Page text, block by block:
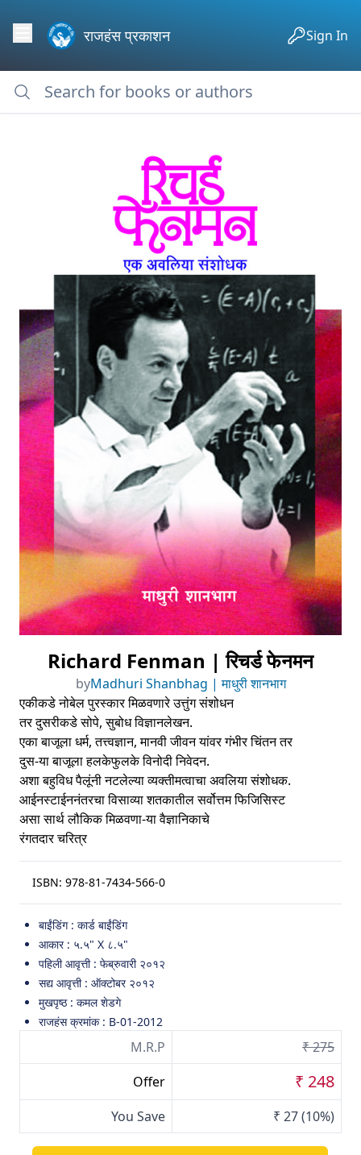
राजहंस प्रकाशन Sign In
Richard Fenman | रिचर्ड फेनमन
byMadhuri Shanbhag | माधुरी शानभाग
एकीकडे नोबेल पुरस्कार मिळवणारे उत्तुंग संशोधन
तर दुसरीकडे सोपे, सुबोध विज्ञानलेखन.
एका बाजूला धर्म, तत्त्वज्ञान, मानवी जीवन यांवर गंभीर चिंतन तर
दुस-या बाजूला हलकेफुलके विनोदी निवेदन.
अशा बहुविध पैलूंनी नटलेल्या व्यक्तीमत्वाचा अवलिया संशोधक.
आईनस्टाईननंतरचा विसाव्या शतकातील सर्वोत्तम फिजिसिस्ट
असा सार्थ लौकिक मिळवणा-या वैज्ञानिकाचे
रंगतदार चरित्र
ISBN: 978-81-7434-566-0
बाईंडिंग : कार्ड बाईंडिंग
आकार : ५.५" X ८.५"
पहिली आवृत्ती : फेब्रुवारी २०१२
सद्य आवृत्ती : ऑक्टोबर २०१२
मुखपृष्ठ : कमल शेडगे
राजहंस क्रमांक : B-01-2012
M.R.P
₹ 275
Offer
₹ 248
You Save ₹ 27(10%)